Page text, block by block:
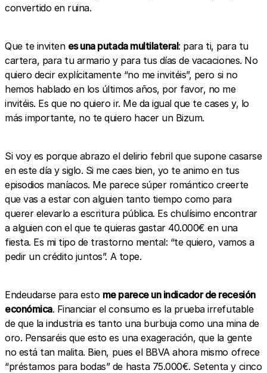
convertido en ruina.
Que te inviten es una putada multilateral: para ti, para tu
cartera, para tu armario y para tus días de vacaciones. No
quiero decir explícitamente “no me invitéis”, pero si no
hemos hablado en los últimos años, por favor, no me
invitéis. Es que no quiero ir. Me da igual que te cases y, lo
más importante, no te quiero hacer un Bizum.
Si voy es porque abrazo el delirio febril que supone casarse
en este día y siglo. Si me caes bien, yo te animo en tus
episodios maníacos. Me parece súper romántico creerte
que vas a estar con alguien tanto tiempo como para
querer elevarlo a escritura pública. Es chulísimo encontrar
a alguien con el que te quieras gastar 40.000€ en una
fiesta. Es mi tipo de trastorno mental: “te quiero, vamos a
pedir un crédito juntos”. A tope.
Endeudarse para esto me parece un indicador de recesión
económica. Financiar el consumo es la prueba irrefutable
de que la industria es tanto una burbuja como una mina de
oro. Pensaréis que esto es una exageración, que la gente
no está tan malita. Bien, pues el BBVA ahora mismo ofrece
“préstamos para bodas” de hasta 75.000€. Setenta y cinco